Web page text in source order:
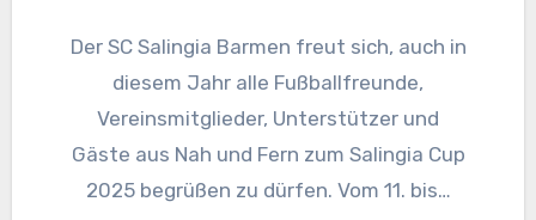
Der SC Salingia Barmen freut sich, auch in
diesem Jahr alle Fußballfreunde,
Vereinsmitglieder, Unterstützer und
Gäste aus Nah und Fern zum Salingia Cup
2025 begrüßen zu dürfen. Vom 11. bis…